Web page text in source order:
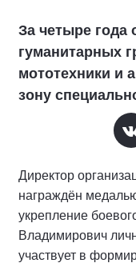
За четыре года
гуманитарных
мототехники и
зону
Директор
награждён
укрепление
Владимирович
участвует в